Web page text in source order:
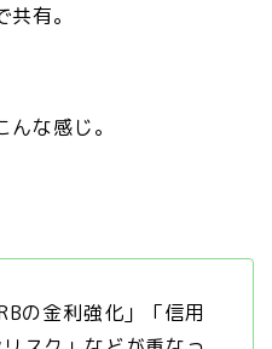
有。
な感じ。
の金利強化」「信用